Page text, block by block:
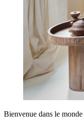
Bienvenue dans le